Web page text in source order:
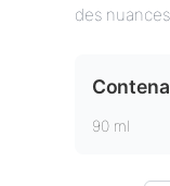
des nuances.
90 ml